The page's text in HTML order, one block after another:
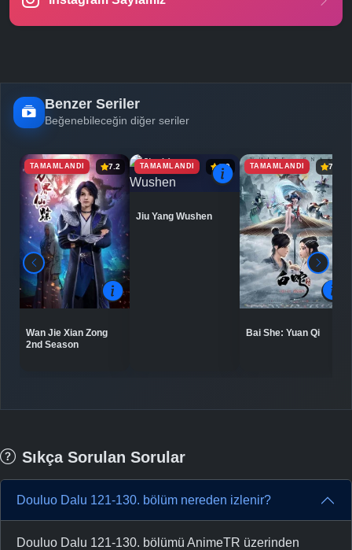
Benzer Seriler
Beğenebileceğin diğer seriler
TAMAMLANDI 7.2
Wan Jie Xian Zong
2nd Season
TAMAMLANDI 6.9
Jiu Yang Wushen
TAMAMLANDI 7.5
Bai She: Yuan Qi
Sıkça Sorulan Sorular
Douluo Dalu 121-130. bölüm nereden izlenir?
Douluo Dalu 121-130. bölümü AnimeTR üzerinden